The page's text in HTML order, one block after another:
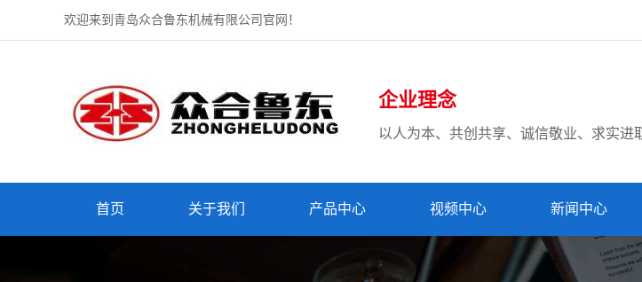
欢迎来到青岛众合鲁东机械有限公司官网！
企业理念
以人为本、共创共享、 诚信敬业、求实进
首页 关于我们 产品中心 视频中心 新闻中心